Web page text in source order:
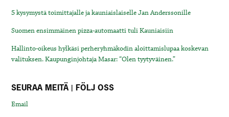
5 kysymystä toimittajalle ja kauniaislaiselle Jan Anderssonille
Suomen ensimmäinen pizza-automaatti tuli Kauniaisiin
Hallinto-oikeus hylkäsi perheryhmäkodin aloittamislupaa koskevan
valituksen. Kaupunginjohtaja Masar: “Olen tyytyväinen.”
SEURAA MEITÄ | FÖLJ OSS
Email